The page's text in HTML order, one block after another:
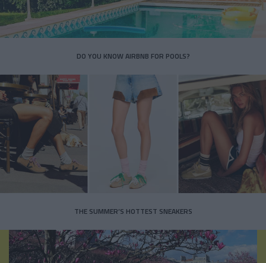
DO YOU KNOW AIRBNB FOR POOLS?
THE SUMMER’S HOTTEST SNEAKERS